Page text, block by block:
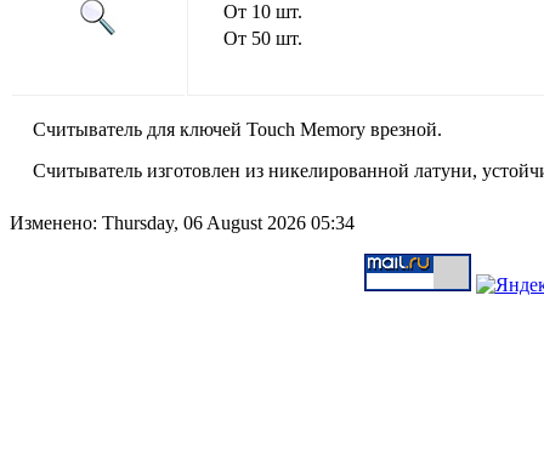
От 10 шт.
От 50 шт.
Считыватель для ключей Touch Memory врезной.
Считыватель изготовлен из никелированной латуни,
Изменено: Thursday, 06 August 2026 05:34